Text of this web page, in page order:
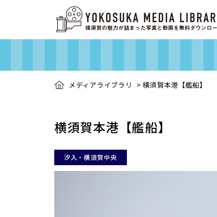
メディアライブラリ >横須賀本港【艦船】
横須賀本港【艦船】
汐入・横須賀中央